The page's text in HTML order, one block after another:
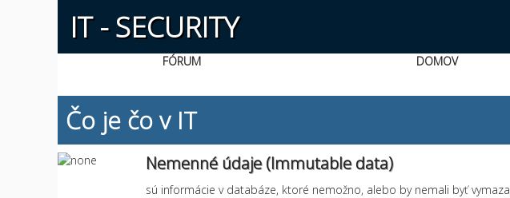
IT - SECURITY
FÓRUM DOMOV
Čo je čo v IT
Nemenné údaje (Immutable data)
sú informácie v databáze, ktoré nemožno, alebo by nemali byť